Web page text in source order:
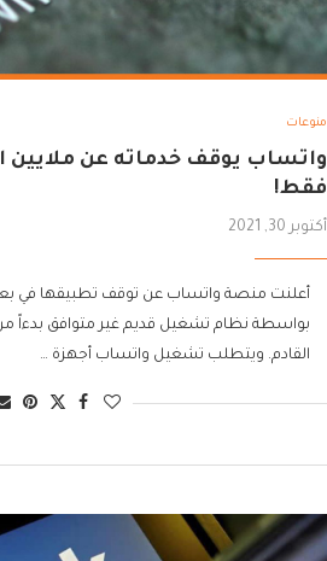
منوعات
واتساب يوقف خدماته عن ملايين
فقط!
أكتوبر 30, 2021
أعلنت منصة واتساب عن توقف تطبيقها في
بواسطة نظام تشغيل قديم غير متوافق بدءاً
القادم. ويتطلب تشغيل واتساب أجهزة …